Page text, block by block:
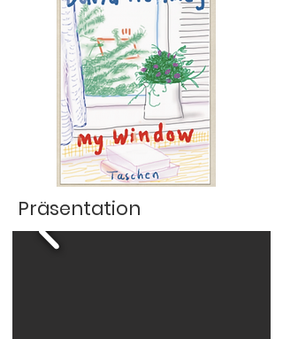
Präsentation